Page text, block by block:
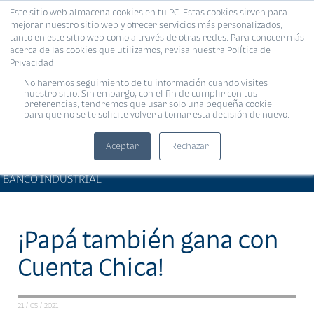
Este sitio web almacena cookies en tu PC. Estas cookies sirven para
mejorar nuestro sitio web y ofrecer servicios más personalizados,
tanto en este sitio web como a través de otras redes. Para conocer más
acerca de las cookies que utilizamos, revisa nuestra Política de
Privacidad.
No haremos seguimiento de tu información cuando visites
nuestro sitio. Sin embargo, con el fin de cumplir con tus
preferencias, tendremos que usar solo una pequeña cookie
para que no se te solicite volver a tomar esta decisión de nuevo.
Aceptar Rechazar
MENÚ
BANCO INDUSTRIAL
¡Papá también gana con
Cuenta Chica!
21 / 05 / 2021